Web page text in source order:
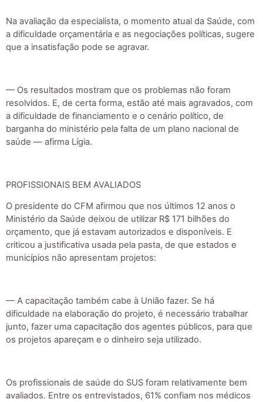
Na avaliação da especialista, o momento atual da Saúde, com
a dificuldade orçamentária e as negociações políticas, sugere
que a insatisfação pode se agravar.
— Os resultados mostram que os problemas não foram
resolvidos. E, de certa forma, estão até mais agravados, com
a dificuldade de financiamento e o cenário político, de
barganha do ministério pela falta de um plano nacional de
saúde — afirma Lígia.
PROFISSIONAIS BEM AVALIADOS
O presidente do CFM afirmou que nos últimos 12 anos o
Ministério da Saúde deixou de utilizar R$ 171 bilhões do
orçamento, que já estavam autorizados e disponíveis. E
criticou a justificativa usada pela pasta, de que estados e
municípios não apresentam projetos:
— A capacitação também cabe à União fazer. Se há
dificuldade na elaboração do projeto, é necessário trabalhar
junto, fazer uma capacitação dos agentes públicos, para que
os projetos apareçam e o dinheiro seja utilizado.
Os profissionais de saúde do SUS foram relativamente bem
avaliados. Entre os entrevistados, 61% confiam nos médicos